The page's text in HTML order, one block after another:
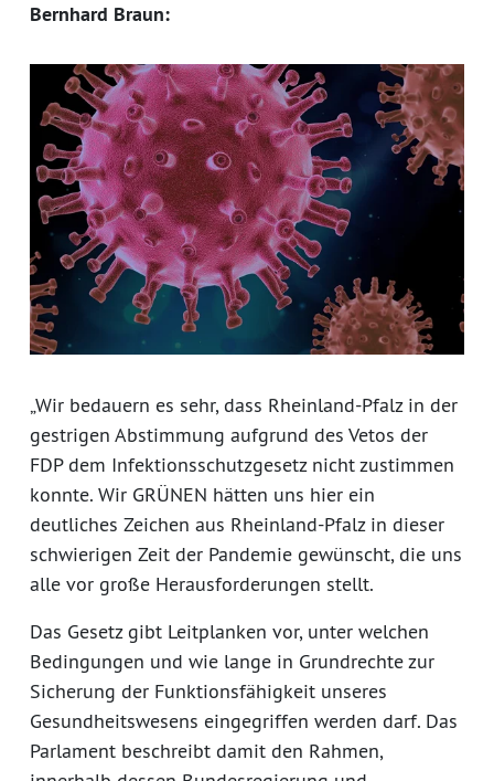
Bernhard Braun:
„Wir bedauern es sehr, dass Rheinland-Pfalz in der
gestrigen Abstimmung aufgrund des Vetos der
FDP dem Infektionsschutzgesetz nicht zustimmen
konnte. Wir GRÜNEN hätten uns hier ein
deutliches Zeichen aus Rheinland-Pfalz in dieser
schwierigen Zeit der Pandemie gewünscht, die uns
alle vor große Herausforderungen stellt.
Das Gesetz gibt Leitplanken vor, unter welchen
Bedingungen und wie lange in Grundrechte zur
Sicherung der Funktionsfähigkeit unseres
Gesundheitswesens eingegriffen werden darf. Das
Parlament beschreibt damit den Rahmen,